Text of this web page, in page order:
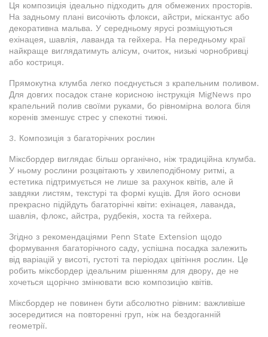
Ця композиція ідеально підходить для обмежених просторів.
На задньому плані височіють флокси, айстри, міскантус або
декоративна мальва. У середньому ярусі розміщуються
ехінацея, шавлія, лаванда та гейхера. На передньому краї
найкраще виглядатимуть алісум, очиток, низькі чорнобривці
або костриця.
Прямокутна клумба легко поєднується з крапельним поливом.
Для довгих посадок стане корисною інструкція MigNews про
крапельний полив своїми руками, бо рівномірна волога біля
коренів зменшує стрес у спекотні тижні.
3. Композиція з багаторічних рослин
Міксбордер виглядає більш органічно, ніж традиційна клумба.
У ньому рослини розцвітають у хвилеподібному ритмі, а
естетика підтримується не лише за рахунок квітів, але й
завдяки листям, текстурі та формі кущів. Для його основи
прекрасно підійдуть багаторічні квіти: ехінацея, лаванда,
шавлія, флокс, айстра, рудбекія, хоста та гейхера.
Згідно з рекомендаціями Penn State Extension щодо
формування багаторічного саду, успішна посадка залежить
від варіацій у висоті, густоті та періодах цвітіння рослин. Це
робить міксбордер ідеальним рішенням для двору, де не
хочеться щорічно змінювати всю композицію квітів.
Міксбордер не повинен бути абсолютно рівним: важливіше
зосередитися на повторенні груп, ніж на бездоганній
геометрії.